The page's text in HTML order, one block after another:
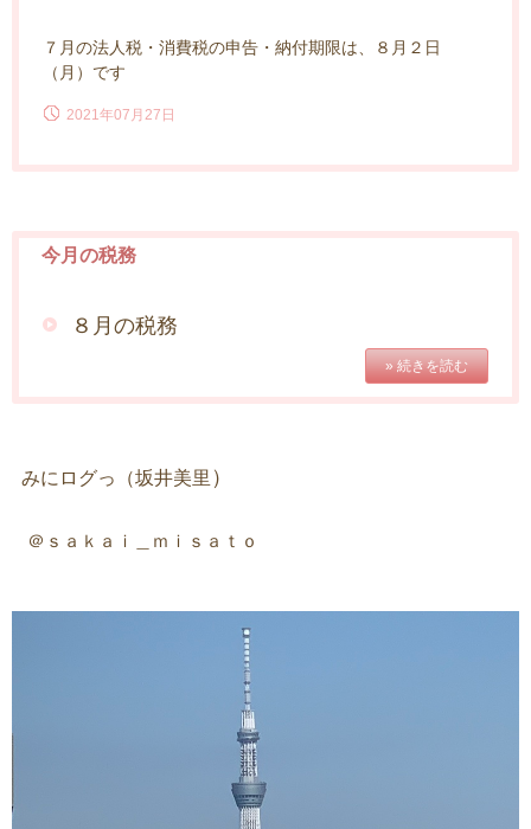
７月の法人税・消費税の申告・納付期限は、８月２日
（月）です
2021年07月27日
今月の税務
８月の税務
» 続きを読む
みにログっ（坂井美里 ）
＠ｓａｋａｉ＿ｍｉｓａｔｏ